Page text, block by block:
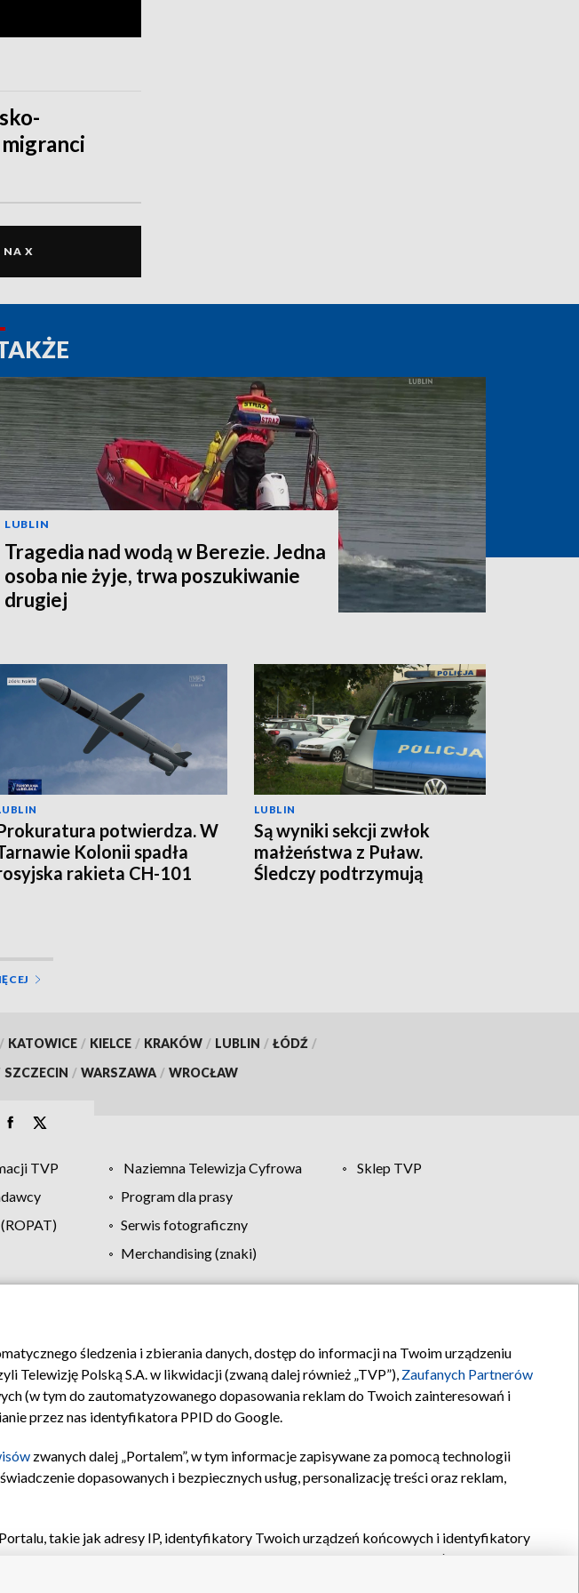
NA X
LUBLIN
Tragedia nad wodą w Berezie. Jedna
osoba nie żyje, trwa poszukiwanie
drugiej
potwierdza. W
Kolonii spadła
rakieta CH-101
LUBLIN
Są wyniki sekcji zwłok
małżeństwa z Puław.
Śledczy podtrzymują
/ KATOWICE / KIELCE / KRAKÓW / LUBLIN / ŁÓDŹ /
SZCZECIN / WARSZAWA / WROCŁAW
TVP Naziemna Telewizja Cyfrowa
Sklep TVP
Program dla prasy
Serwis fotograficzny
Merchandising (znaki)
Pomoc Biuro reklamy Kontakt
śledzenia i zbierania danych, dostęp do informacji na Twoim urządzeniu
Telewizję Polską S.A. w likwidacji (zwaną dalej również „TVP”), Zaufanych Partnerów
(w tym do zautomatyzowanego dopasowania reklam do Twoich zainteresowań i
przez nas identyfikatora PPID do Google.
zwanych dalej „Portalem”, w tym informacje zapisywane za pomocą technologii
dopasowanych i bezpiecznych usług, personalizację treści oraz reklam,
takie jak adresy IP, identyfikatory Twoich urządzeń końcowych i identyfikatory
oraz pozostałych
lub dostęp do nich, wyboru podstawowych reklam, wyboru spersonalizowanych